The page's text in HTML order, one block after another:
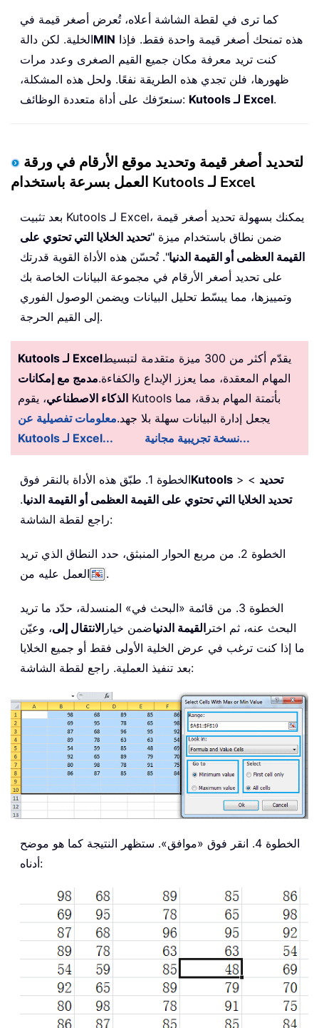
كما ترى في لقطة الشاشة أعلاه، تُعرض أصغر قيمة في
الخلية. لكن دالةMIN
كنت تريد معرفة مكان جميع القيم الصغرى وعدد مرات
ظهورها، فلن تجدي هذه الطريقة نفعًا. ولحل هذه المشكلة،
سنعرّفك على أداة متعددة الوظائف:
Kutools لـ Excel.
لتحديد أصغر قيمة وتحديد موقع الأرقام في ورقة
العمل بسرعة باستخدام Kutools لـ Excel
بعد تثبيت Kutools لـ Excel، يمكنك بسهولة تحديد أصغر قيمة
ضمن نطاق باستخدام ميزة "تحديد الخلايا التي تحتوي على
القيمة العظمى أو القيمة الدنيا". تُحسّن هذه الأداة القوية قدرتك
على تحديد أصغر الأرقام في مجموعة البيانات الخاصة بك
وتمييزها، مما يبسّط تحليل البيانات ويضمن الوصول الفوري
إلى القيم الحرجة.
Kutools لـ Excelيقدّم أكثر من 300 ميزة متقدمة لتبسيط
المهام المعقدة، مما يعزز الإبداع والكفاءة.مدمج مع إمكانات
الذكاء الاصطناعي، يقوم Kutools بأتمتة المهام بدقة، مما
يجعل إدارة البيانات سهلة بلا جهد.معلومات تفصيلية عن
Kutools لـ Excel...
نسخة تجريبية مجانية...
الخطوة 1. طبّق هذه الأداة بالنقر فوقKutools > تحديد >
تحديد الخلايا التي تحتوي على القيمة العظمى أو القيمة الدنيا.
راجع لقطة الشاشة:
الخطوة 2. من مربع الحوار المنبثق، حدد النطاق الذي تريد
العمل عليه من
.
الخطوة 3. من قائمة «البحث في» المنسدلة، حدّد ما تريد
البحث عنه، ثم اختر القيمة الدنياضمن خيار الانتقال إلى، وعيّن
ما إذا كنت ترغب في عرض الخلية الأولى فقط أو جميع الخلايا
بعد تنفيذ العملية. راجع لقطة الشاشة:
الخطوة 4. انقر فوق «موافق». ستظهر النتيجة كما هو موضح
أدناه: